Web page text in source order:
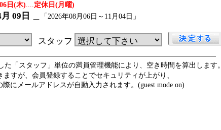
日(木)....定休日(月曜)
09日 「2026年08月06日～11月04日」
スタッフ
「スタッフ」単位の満員管理機能により、空き時間を算出します。
すが、会員登録することでセキュリティが上がり、
にメールアドレスが自動入力されます。(guest mode on)